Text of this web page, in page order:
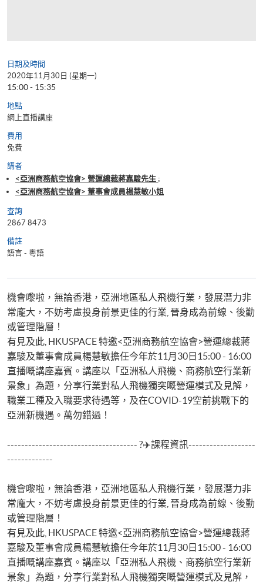
日期及時間
2020年11月30日 (星期一)
15:00 - 15:35
地點
網上直播講座
費用
免費
講者
<亞洲商務航空協會> 營運總裁蔣嘉駿先生 ;
<亞洲商務航空協會> 董事會成員楊慧敏小姐
查詢
2867 8473
備註
語言 - 粵語
機會嚟啦，無論香港，亞洲地區私人飛機行業，發展潛力非
常龐大，不妨考慮投身前景更佳的行業, 晉身成為前線、後勤
或管理階層！
有見及此, HKUSPACE 特邀<亞洲商務航空協會>營運總裁蔣
嘉駿及董事會成員楊慧敏擔任今年於11月30日15:00 - 16:00
直播嘅講座嘉賓。講座以「亞洲私人飛機、商務航空行業新
景象」為題，分享行業對私人飛機獨突嘅營運模式及見解，
職業工種及入職要求待遇等，及在COVID-19空前挑戰下的
亞洲新機遇。萬勿錯過！
------------------------------------- ?✈️課程資訊-------------------
-------------
機會嚟啦，無論香港，亞洲地區私人飛機行業，發展潛力非
常龐大，不妨考慮投身前景更佳的行業, 晉身成為前線、後勤
或管理階層！
有見及此, HKUSPACE 特邀<亞洲商務航空協會>營運總裁蔣
嘉駿及董事會成員楊慧敏擔任今年於11月30日15:00 - 16:00
直播嘅講座嘉賓。講座以「亞洲私人飛機、商務航空行業新
景象」為題，分享行業對私人飛機獨突嘅營運模式及見解，